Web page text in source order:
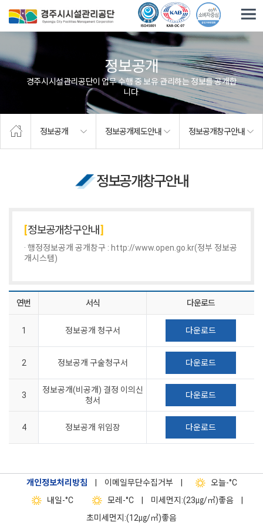
정보공개
경주시시설관리공단이 업무 수행 중 보유·관리하는 정보를 공개합
니다.
정보공개 정보공개제도안내 정보공개창구안내
정보공개창구안내
정보공개창구안내
· 행정정보공개 공개창구 : http://www.open.go.kr(정부 정보공
개시스템)
연번 서식 다운로드
1 정보공개 청구서 다운로드
2 정보공개 구술청구서 다운로드
3
정보공개(비공개) 결정 이의신
청서
다운로드
4 정보공개 위임장 다운로드
개인정보처리방침 이메일무단수집거부 오늘-°C
내일-°C 모레 -°C 미세먼지:(23㎍/㎥)좋음
초미세먼지:(12㎍/㎥)좋음